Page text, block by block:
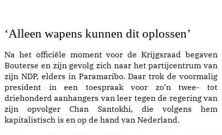
‘Alleen wapens kunnen dit oplossen’
Na het officiële moment voor de Krijgsraad begaven
Bouterse en zijn gevolg zich naar het partijcentrum van
zijn NDP, elders in Paramaribo. Daar trok de voormalig
president in een toespraak voor zo’n twee- tot
driehonderd aanhangers van leer tegen de regering van
zijn opvolger Chan Santokhi, die volgens hem
kapitalistisch is en op de hand van Nederland.